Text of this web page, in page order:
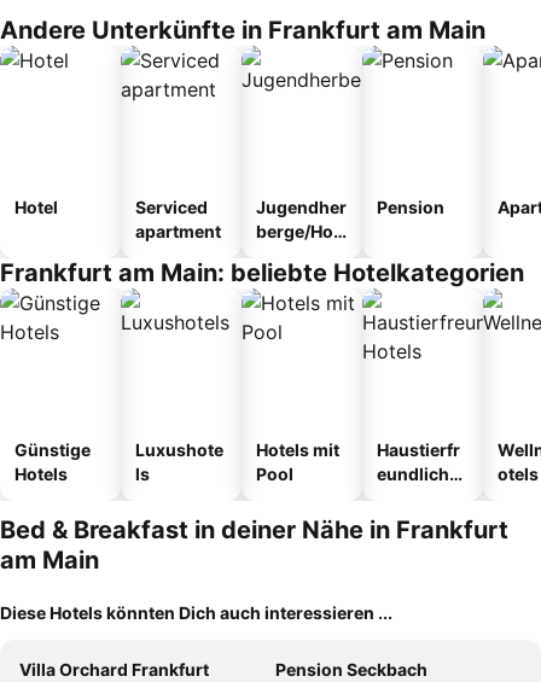
Andere Unterkünfte in Frankfurt am Main
Hotel
Serviced
apartment
Jugendher
berge/Hos
Pension
Frankfurt am Main: beliebte Hotelkategorien
Günstige
Hotels
Luxushote
ls
Hotels mit
Pool
Haustierfr
eundliche
otels
Bed & Breakfast in deiner Nähe in Frankfurt
am Main
Diese Hotels könnten Dich auch interessieren ...
Villa Orchard Frankfurt
Pension Seckbach